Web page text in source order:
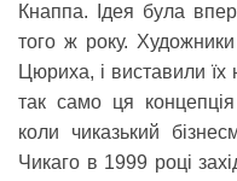
Кнаппа. Ідея була
того ж року.
Цюриха, і виставили їх
так само ця
коли чиказький
Чикаго в 1999 році